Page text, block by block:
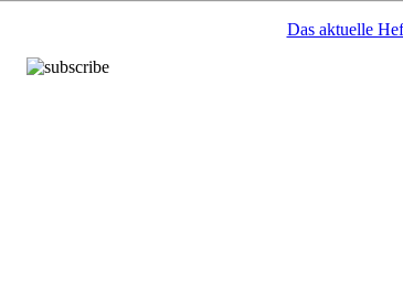
Das aktuelle